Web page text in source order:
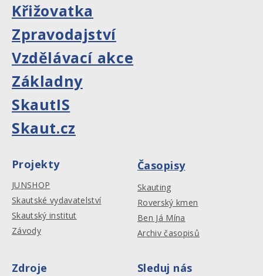
Křižovatka
Zpravodajství
Vzdělávací akce
Základny
SkautIS
Skaut.cz
Projekty
JUNSHOP
Skautské vydavatelství
Skautský institut
Závody
Časopisy
Skauting
Roverský kmen
Ben Já Mína
Archiv časopisů
Zdroje Sleduj nás